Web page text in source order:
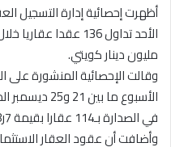
أظهرت إحصائية إدارة التسجيل
مليون دينار كويتي.
وقالت الإحصائية المنشورة على
الأسبوع ما
في الصدارة بـ114 عقارا بقيمة 7ر48 مليون دينار.